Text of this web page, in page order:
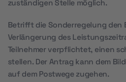
zuständigen Stelle möglich.
Betrifft die Sonderregelung den
Verlängerung des
Teilnehmer verpflichtet, einen
stellen. Der Antrag kann dem
auf dem Postwege zugehen.